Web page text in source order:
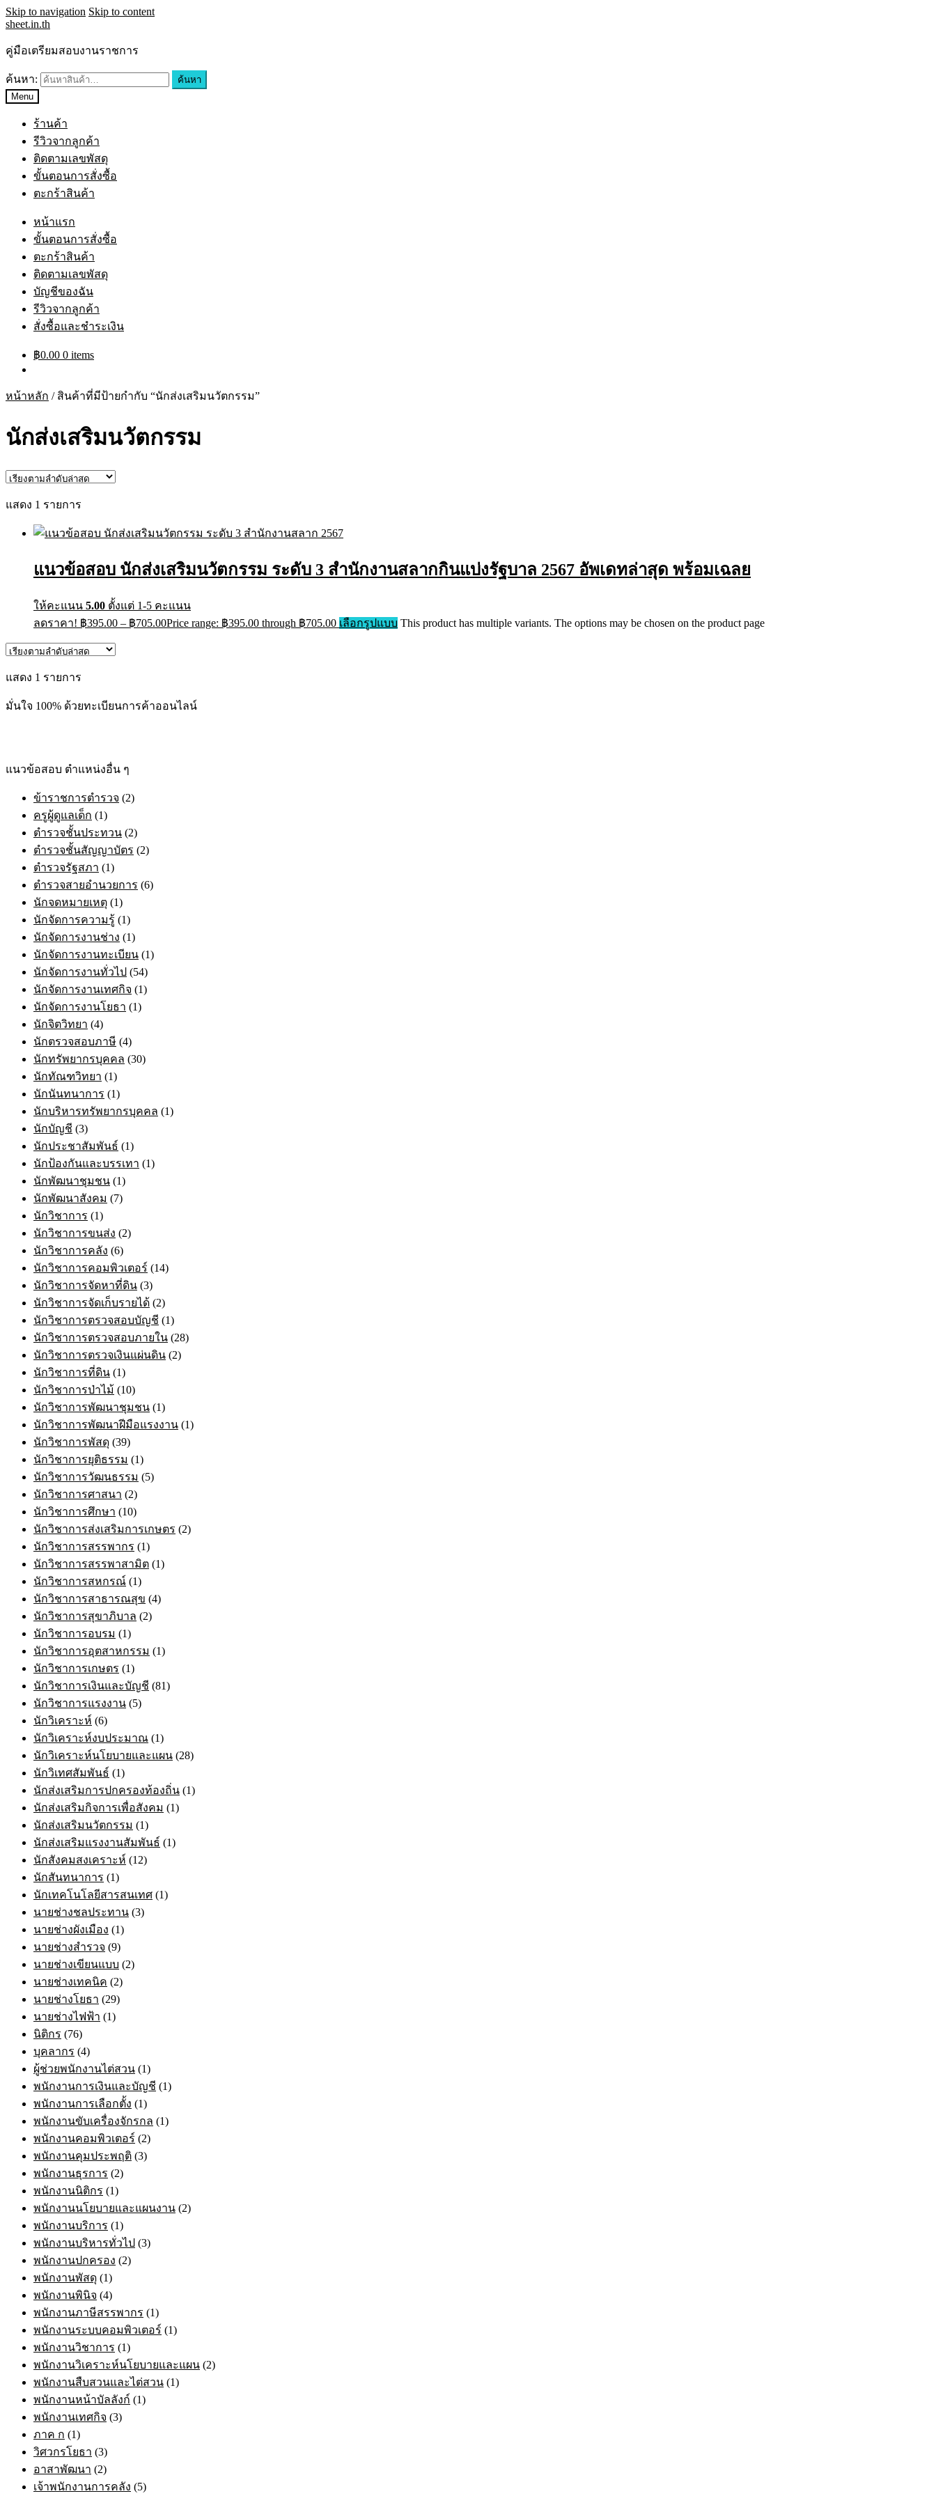
Skip to navigation Skip to content
sheet.in.th
คู่มือเตรียมสอบงานราชการ
ค้นหา:
ค้นหา
Menu
ร้านค้า
รีวิวจากลูกค้า
ติดตามเลขพัสดุ
ขั้นตอนการสั่งซื้อ
ตะกร้าสินค้า
หน้าแรก
ขั้นตอนการสั่งซื้อ
ตะกร้าสินค้า
ติดตามเลขพัสดุ
บัญชีของฉัน
รีวิวจากลูกค้า
สั่งซื้อและชำระเงิน
฿0.00 0 items
หน้าหลัก / สินค้าที่มีป้ายกำกับ “นักส่งเสริมนวัตกรรม”
นักส่งเสริมนวัตกรรม
แสดง 1 รายการ
แนวข้อสอบ นักส่งเสริมนวัตกรรม ระดับ 3 สำนักงานสลากกินแบ่งรัฐบาล 2567 อัพเดทล่าสุด พร้อมเฉลย
ให้คะแนน 5.00 ตั้งแต่ 1-5 คะแนน
ลดราคา! ฿395.00 – ฿705.00Price range: ฿395.00 through ฿705.00 เลือกรูปแบบ This product has multiple variants. The options may be chosen on the product page
แสดง 1 รายการ
มั่นใจ 100% ด้วยทะเบียนการค้าออนไลน์
แนวข้อสอบ ตำแหน่งอื่น ๆ
ข้าราชการตำรวจ (2)
ครูผู้ดูแลเด็ก (1)
ตำรวจชั้นประทวน (2)
ตำรวจชั้นสัญญาบัตร (2)
ตำรวจรัฐสภา (1)
ตำรวจสายอำนวยการ (6)
นักจดหมายเหตุ (1)
นักจัดการความรู้ (1)
นักจัดการงานช่าง (1)
นักจัดการงานทะเบียน (1)
นักจัดการงานทั่วไป (54)
นักจัดการงานเทศกิจ (1)
นักจัดการงานโยธา (1)
นักจิตวิทยา (4)
นักตรวจสอบภาษี (4)
นักทรัพยากรบุคคล (30)
นักทัณฑวิทยา (1)
นักนันทนาการ (1)
นักบริหารทรัพยากรบุคคล (1)
นักบัญชี (3)
นักประชาสัมพันธ์ (1)
นักป้องกันและบรรเทา (1)
นักพัฒนาชุมชน (1)
นักพัฒนาสังคม (7)
นักวิชาการ (1)
นักวิชาการขนส่ง (2)
นักวิชาการคลัง (6)
นักวิชาการคอมพิวเตอร์ (14)
นักวิชาการจัดหาที่ดิน (3)
นักวิชาการจัดเก็บรายได้ (2)
นักวิชาการตรวจสอบบัญชี (1)
นักวิชาการตรวจสอบภายใน (28)
นักวิชาการตรวจเงินแผ่นดิน (2)
นักวิชาการที่ดิน (1)
นักวิชาการป่าไม้ (10)
นักวิชาการพัฒนาชุมชน (1)
นักวิชาการพัฒนาฝีมือแรงงาน (1)
นักวิชาการพัสดุ (39)
นักวิชาการยุติธรรม (1)
นักวิชาการวัฒนธรรม (5)
นักวิชาการศาสนา (2)
นักวิชาการศึกษา (10)
นักวิชาการส่งเสริมการเกษตร (2)
นักวิชาการสรรพากร (1)
นักวิชาการสรรพาสามิต (1)
นักวิชาการสหกรณ์ (1)
นักวิชาการสาธารณสุข (4)
นักวิชาการสุขาภิบาล (2)
นักวิชาการอบรม (1)
นักวิชาการอุตสาหกรรม (1)
นักวิชาการเกษตร (1)
นักวิชาการเงินและบัญชี (81)
นักวิชาการแรงงาน (5)
นักวิเคราะห์ (6)
นักวิเคราะห์งบประมาณ (1)
นักวิเคราะห์นโยบายและแผน (28)
นักวิเทศสัมพันธ์ (1)
นักส่งเสริมการปกครองท้องถิ่น (1)
นักส่งเสริมกิจการเพื่อสังคม (1)
นักส่งเสริมนวัตกรรม (1)
นักส่งเสริมแรงงานสัมพันธ์ (1)
นักสังคมสงเคราะห์ (12)
นักสันทนาการ (1)
นักเทคโนโลยีสารสนเทศ (1)
นายช่างชลประทาน (3)
นายช่างผังเมือง (1)
นายช่างสำรวจ (9)
นายช่างเขียนแบบ (2)
นายช่างเทคนิค (2)
นายช่างโยธา (29)
นายช่างไฟฟ้า (1)
นิติกร (76)
บุคลากร (4)
ผู้ช่วยพนักงานไต่สวน (1)
พนักงานการเงินและบัญชี (1)
พนักงานการเลือกตั้ง (1)
พนักงานขับเครื่องจักรกล (1)
พนักงานคอมพิวเตอร์ (2)
พนักงานคุมประพฤติ (3)
พนักงานธุรการ (2)
พนักงานนิติกร (1)
พนักงานนโยบายและแผนงาน (2)
พนักงานบริการ (1)
พนักงานบริหารทั่วไป (3)
พนักงานปกครอง (2)
พนักงานพัสดุ (1)
พนักงานพินิจ (4)
พนักงานภาษีสรรพากร (1)
พนักงานระบบคอมพิวเตอร์ (1)
พนักงานวิชาการ (1)
พนักงานวิเคราะห์นโยบายและแผน (2)
พนักงานสืบสวนและไต่สวน (1)
พนักงานหน้าบัลลังก์ (1)
พนักงานเทศกิจ (3)
ภาค ก (1)
วิศวกรโยธา (3)
อาสาพัฒนา (2)
เจ้าพนักงานการคลัง (5)